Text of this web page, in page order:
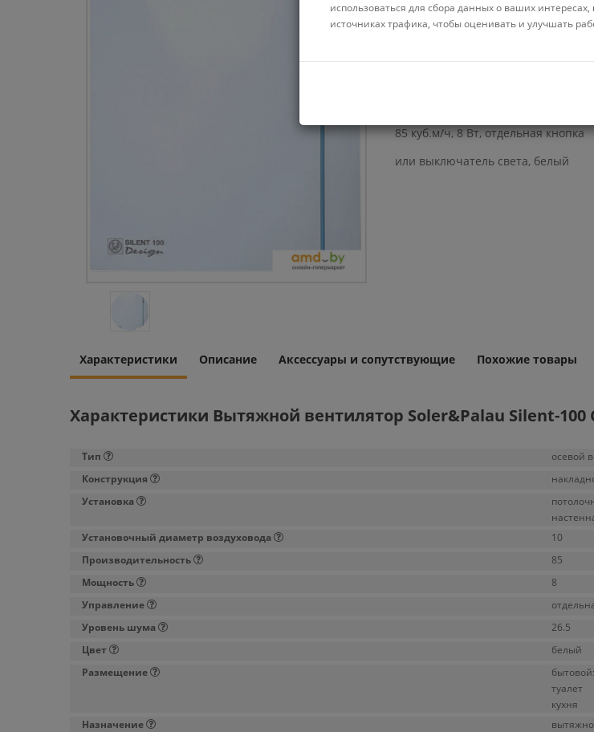
85 куб.м/ч, 8 Вт, отдельная кнопка
или выключатель света, белый
Характеристики Описание Аксессуары и сопутствующие Похожие товары
Характеристики Вытяжной вентилятор Soler&Palau Silent-100
Тип
осевой
Конструкция
Установка
Установочный диаметр воздуховода
10
Производительность
85
Мощность
8
Управление
Уровень шума
26.5
Цвет
белый
Размещение
туалет
кухня
Назначение
использоваться для сбора данных о ваших
источниках трафика, чтобы оценивать и улучшать